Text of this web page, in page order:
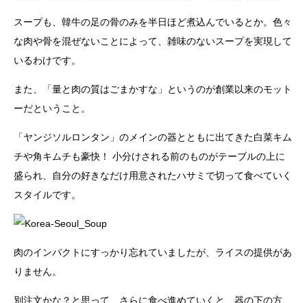
スープも、韓牛の足の骨のみを半日ほど煮込んでいるとか。色々
な肉や骨を混ぜないことによって、雑味のないスープを実現して
いるわけです。
また、「量と肉の質はごまかすな」というのが創業以来のモット
ーだということ。
「ヤンジソルロンタン」のメインの器とともに出てきた白菜キム
チや角キムチも豪快！ 小分けされる前のものがテーブルの上に
盛られ、自分の好きなだけ用意されたハサミで切って食べていく
スタイルです。
肉のインパクトにすっかり忘れていましたが、ライスの提供があ
りません。
別注文かな？と思って、さらに食べ進めていくと、器の下の方